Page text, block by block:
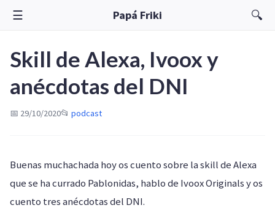
☰ Papá Friki 🔍
Skill de Alexa, Ivoox y
anécdotas del DNI
📅 29/10/2020📂 podcast
Buenas muchachada hoy os cuento sobre la skill de Alexa
que se ha currado Pablonidas, hablo de Ivoox Originals y os
cuento tres anécdotas del DNI.